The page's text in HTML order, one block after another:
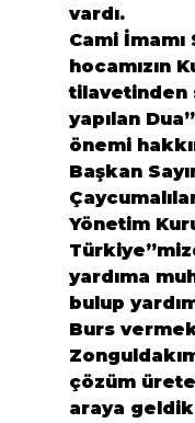
vardı.
Cami İmamı
hocamızın
tilavetinden
yapılan
önemi
Başkan
Yönetim
yardıma
bulup
Burs
çözüm
araya